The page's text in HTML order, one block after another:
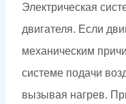
Электрическая
двигателя. Если
механическим
системе подачи
вызывая нагрев.